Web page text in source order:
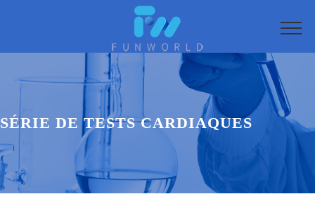
SÉRIE DE TESTS CARDIAQUES